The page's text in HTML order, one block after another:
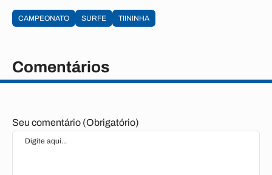
CAMPEONATO SURFE TIININHA
Comentários
Seu comentário (Obrigatório)